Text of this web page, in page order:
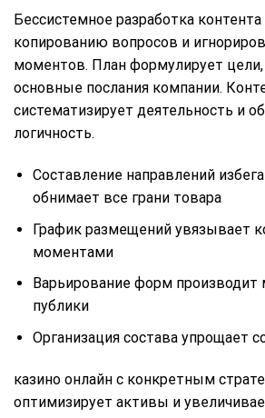
Бессистемное разработка
копированию вопросов и
моментов. План формулирует цели,
основные послания компании.
систематизирует деятельность и
логичность.
Составление направлений
обнимает все грани товара
График размещений увязывает
моментами
Варьирование форм производит
публики
Организация состава упрощает
казино онлайн с конкретным
оптимизирует активы и